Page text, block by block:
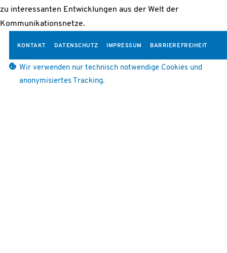
zu interessanten Entwicklungen aus der Welt der
Kommunikationsnetze.
KONTAKT DATENSCHUTZ IMPRESSUM BARRIEREFREIHEIT
Wir verwenden nur technisch notwendige Cookies und
anonymisiertes Tracking.